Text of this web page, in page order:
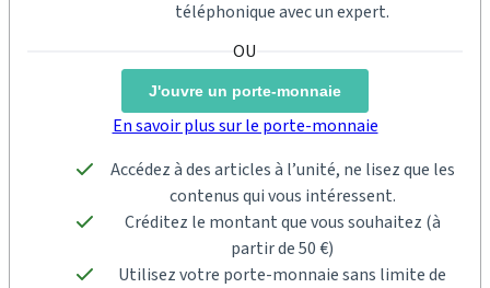
téléphonique avec un expert.
J'ouvre un porte-monnaie
En savoir plus sur le porte-monnaie
Accédez à des articles à l’unité, ne lisez que les
contenus qui vous intéressent.
Créditez le montant que vous souhaitez (à
partir de 50 €)
Utilisez votre porte-monnaie sans limite de